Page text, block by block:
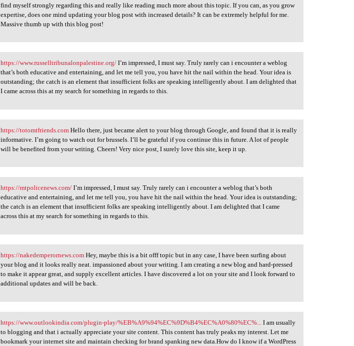
find myself strongly regarding this and really like reading much more about this topic. If you can, as you grow
expertise, does one mind updating your blog post with increased details? It can be extremely helpful for me.
Massive thumb up with this blog post!
https://www
https://www.russelltribunalonpalestine.org/ I’m impressed, I must say. Truly rarely can i encounter a weblog
that’s both educative and entertaining, and let me tell you, you have hit the nail within the head. Your idea is
outstanding; the catch is an element that insufficient folks are speaking intelligently about. I am delighted that
I came across this at my search for something in regards to this.
https://totomtfriends.com
https://totomtfriends.com Hello there, just became alert to your blog through Google, and found that it is really
informative. I’m going to watch out for brussels. I’ll be grateful if you continue this in future. A lot of people
will be benefited from your writing. Cheers! Very nice post, I surely love this site, keep it up.
https://mtpolicenews.com/ I’m
https://mtpolicenews.com/ I’m impressed, I must say. Truly rarely can i encounter a weblog that’s both
educative and entertaining, and let me tell you, you have hit the nail within the head. Your idea is outstanding;
the catch is an element that insufficient folks are speaking intelligently about. I am delighted that I came
across this at my search for something in regards to this.
https://nakedemperornews.com
https://nakedemperornews.com Hey, maybe this is a bit offf topic but in any case, I have been surfing about
your blog and it looks really neat. impassioned about your writing. I am creating a new blog and hard-pressed
to make it appear great, and supply excellent articles. I have discovered a lot on your site and I look forward to
additional updates and will be back.
https://www.outlookindia.com
https://www.outlookindia.com/plugin-play/%EB%A9%94%EC%9D%B4%EC%A0%80%EC%...
I am usually
to blogging and that i actually appreciate your site content. This content has truly peaks my interest. Let me
bookmark your internet site and maintain checking for brand spanking new data.How do I know if a WordPress